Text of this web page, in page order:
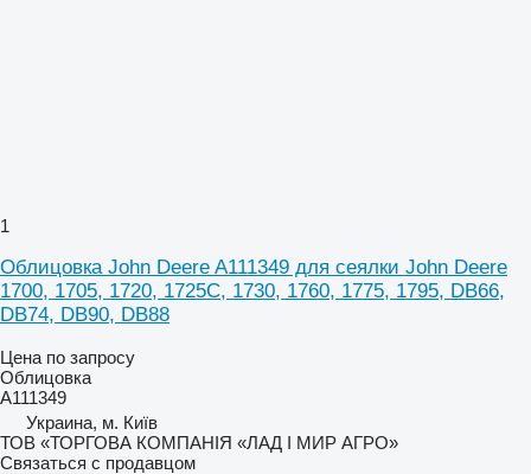
1
Облицовка John Deere A111349 для сеялки John Deere
1700, 1705, 1720, 1725C, 1730, 1760, 1775, 1795, DB66,
DB74, DB90, DB88
Цена по запросу
Облицовка
A111349
Украина, м. Київ
ТОВ «ТОРГОВА КОМПАНІЯ «ЛАД І МИР АГРО»
Связаться с продавцом